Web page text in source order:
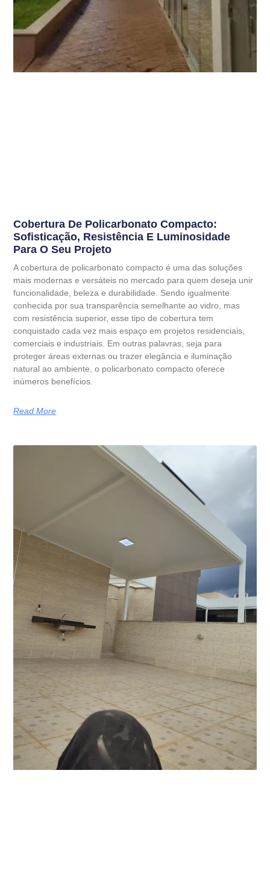
Cobertura De Policarbonato Compacto:
Sofisticação, Resistência E Luminosidade
Para O Seu Projeto
A cobertura de policarbonato compacto é uma das soluções
mais modernas e versáteis no mercado para quem deseja unir
funcionalidade, beleza e durabilidade. Sendo igualmente
conhecida por sua transparência semelhante ao vidro, mas
com resistência superior, esse tipo de cobertura tem
conquistado cada vez mais espaço em projetos residenciais,
comerciais e industriais. Em outras palavras, seja para
proteger áreas externas ou trazer elegância e iluminação
natural ao ambiente, o policarbonato compacto oferece
inúmeros benefícios.
Read More